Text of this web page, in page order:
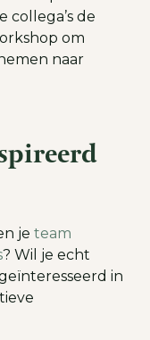
collega’s de
om
naar
je team
? Wil je echt
in